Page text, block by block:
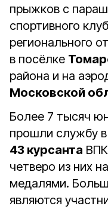
прыжков с
спортивного
регионального
в посёлке
района и на
Московской
Более 7 тысяч
прошли службу
43 курсанта
четверо из них
медалями.
являются